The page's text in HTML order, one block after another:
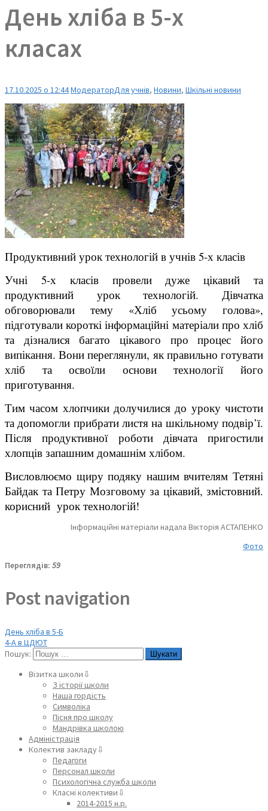
День хліба в 5-х
класах
17.10.2025 о 12:44МодераторДля учнів, Новини, Шкільні новини
Продуктивний урок технологій в учнів 5-х класів
Учні 5-х класів провели дуже цікавий та
продуктивний урок технологій. Дівчатка
обговорювали тему «Хліб усьому голова»,
підготували короткі інформаційні матеріали про хліб
та дізналися багато цікавого про процес його
випікання. Вони переглянули, як правильно готувати
хліб та освоїли основи технології його
приготування.
Тим часом хлопчики долучилися до уроку чистоти
та допомогли прибрати листя на шкільному подвір’ї.
Після продуктивної роботи дівчата пригостили
хлопців запашним домашнім хлібом.
Висловлюємо щиру подяку нашим вчителям Тетяні
Байдак та Петру Мозговому за цікавий, змістовний.
корисний урок технологій!
Інформаційні матеріали надала Вікторія АСТАПЕНКО
Фото
Переглядів: 59
Post navigation
День хліба в 5-Б
4-А в ЦДЮТ
Пошук:
Візитка школи⇩
З історії школи
Наша гордість
Символіка
Пісня про школу
Мандрівка школою
Адміністрація
Колектив закладу⇩
Педагоги
Персонал школи
Психологічна служба школи
Класні колективи⇩
2014-2015 н.р.